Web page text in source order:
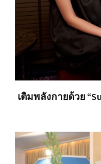
เติมพลังกายด้วย